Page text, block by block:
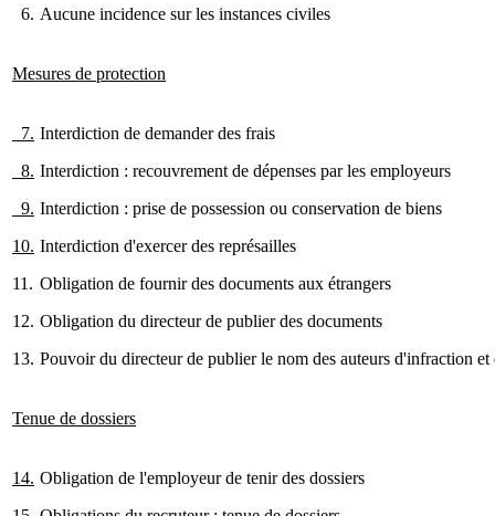
6. Aucune incidence sur les instances civiles
Mesures de protection
7.
8.
9.
10.
11.
12.
13.
Interdiction de demander des frais
Interdiction : recouvrement de dépenses par les employeurs
Interdiction : prise de possession ou conservation de biens
Interdiction d'exercer des représailles
Obligation de fournir des documents aux étrangers
Obligation du directeur de publier des documents
Pouvoir du directeur de publier le nom des auteurs d'infraction et
Tenue de dossiers
14. Obligation de l'employeur de tenir des dossiers